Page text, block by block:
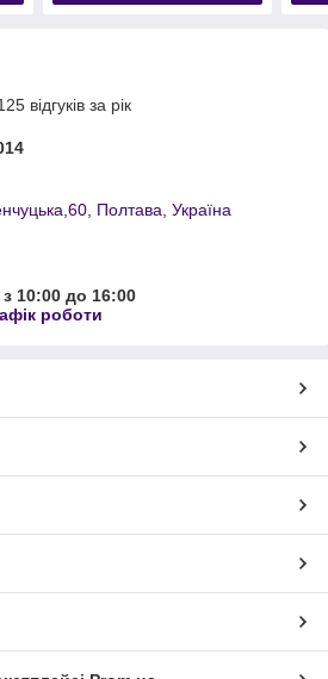
відгуків за рік
Полтава, Україна
10:00 до 16:00
роботи